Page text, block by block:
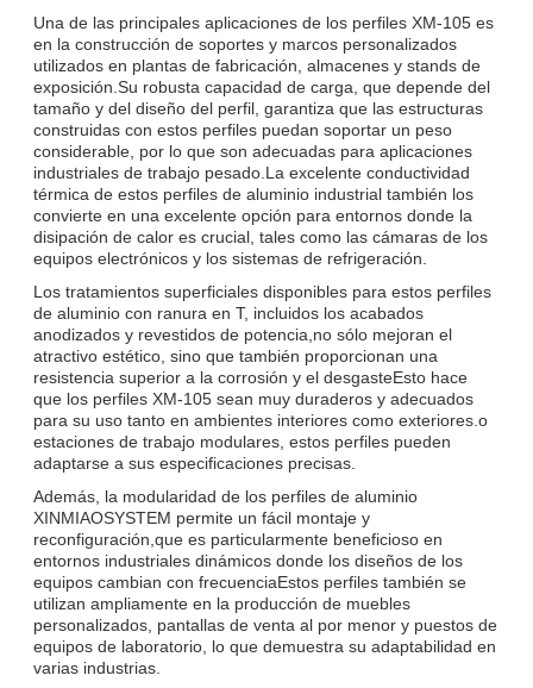
Una de las principales aplicaciones de los perfiles XM-105 es
en la construcción de soportes y marcos personalizados
utilizados en plantas de fabricación, almacenes y stands de
exposición.Su robusta capacidad de carga, que depende del
tamaño y del diseño del perfil, garantiza que las estructuras
construidas con estos perfiles puedan soportar un peso
considerable, por lo que son adecuadas para aplicaciones
industriales de trabajo pesado.La excelente conductividad
térmica de estos perfiles de aluminio industrial también los
convierte en una excelente opción para entornos donde la
disipación de calor es crucial, tales como las cámaras de los
equipos electrónicos y los sistemas de refrigeración.
Los tratamientos superficiales disponibles para estos perfiles
de aluminio con ranura en T, incluidos los acabados
anodizados y revestidos de potencia,no sólo mejoran el
atractivo estético, sino que también proporcionan una
resistencia superior a la corrosión y el desgasteEsto hace
que los perfiles XM-105 sean muy duraderos y adecuados
para su uso tanto en ambientes interiores como exteriores.o
estaciones de trabajo modulares, estos perfiles pueden
adaptarse a sus especificaciones precisas.
Además, la modularidad de los perfiles de aluminio
XINMIAOSYSTEM permite un fácil montaje y
reconfiguración,que es particularmente beneficioso en
entornos industriales dinámicos donde los diseños de los
equipos cambian con frecuenciaEstos perfiles también se
utilizan ampliamente en la producción de muebles
personalizados, pantallas de venta al por menor y puestos de
equipos de laboratorio, lo que demuestra su adaptabilidad en
varias industrias.